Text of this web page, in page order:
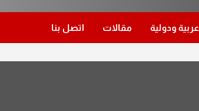
عربية ودولية مقالات اتصل بنا